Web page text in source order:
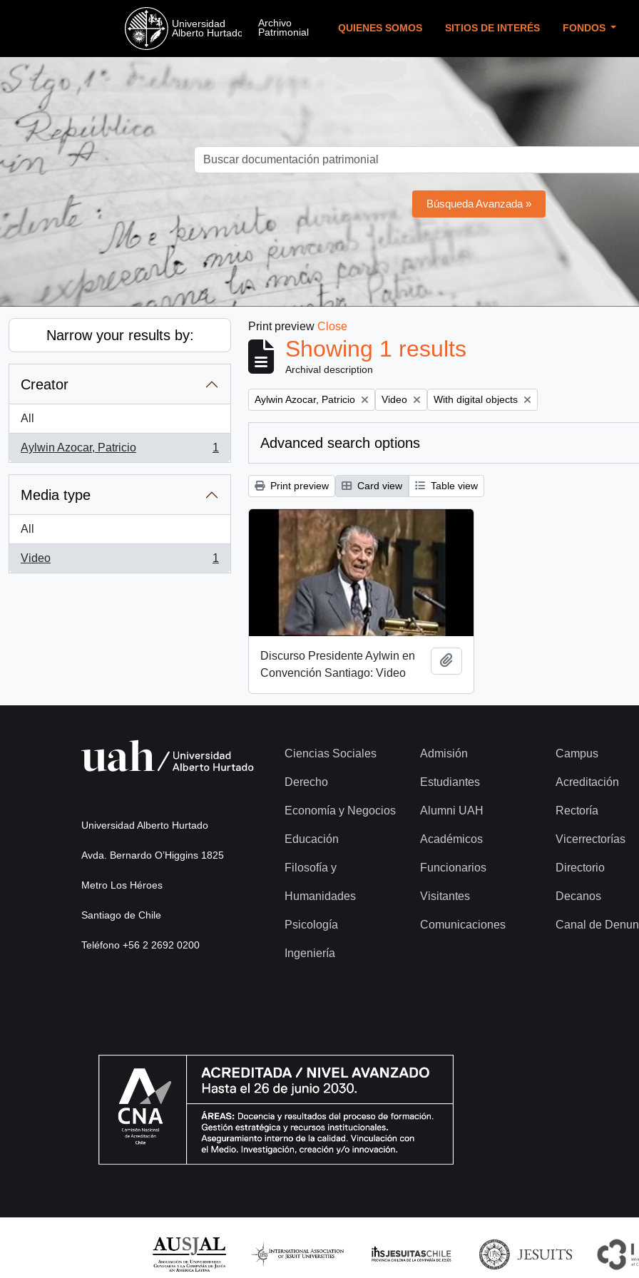
QUIENES SOMOS SITIOS DE INTERÉS FONDOS
Búsqueda Avanzada »
Narrow your results by:
Creator
All
Aylwin Azocar, Patricio
, 1 results
1
Media type
All
Video
, 1 results
1
Print preview Close
Showing 1 results
Archival description
Remove filter:
Aylwin Azocar, Patricio Remove filter:
Video Remove filter:
With digital objects
Advanced search options
Print preview Card view Table view
Discurso Presidente Aylwin en
Convención Santiago: Video
Universidad Alberto Hurtado
Avda. Bernardo O’Higgins 1825
Metro Los Héroes
Santiago de Chile
Teléfono +56 2 2692 0200
Ciencias Sociales
Derecho
Economía y Negocios
Educación
Filosofía y
Humanidades
Psicología
Ingeniería
Admisión
Estudiantes
Alumni UAH
Académicos
Funcionarios
Visitantes
Comunicaciones
Campus
Acreditación
Rectoría
Vicerrectorías
Directorio
Decanos
Canal de